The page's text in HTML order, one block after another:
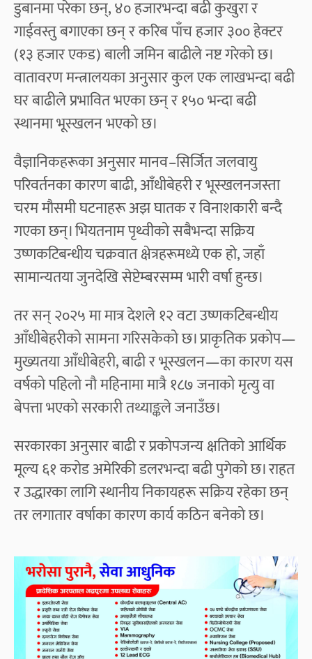
डुबानमा परेका छन्, ४० हजारभन्दा बढी कुखुरा र
गाईवस्तु बगाएका छन् र करिब पाँच हजार ३०० हेक्टर
(१३ हजार एकड) बाली जमिन बाढीले नष्ट गरेको छ।
वातावरण मन्त्रालयका अनुसार कुल एक लाखभन्दा बढी
घर बाढीले प्रभावित भएका छन् र १५० भन्दा बढी
स्थानमा भूस्खलन भएको छ।
वैज्ञानिकहरूका अनुसार मानव–सिर्जित जलवायु
परिवर्तनका कारण बाढी, आँधीबेहरी र भूस्खलनजस्ता
चरम मौसमी घटनाहरू अझ घातक र विनाशकारी बन्दै
गएका छन्। भियतनाम पृथ्वीको सबैभन्दा सक्रिय
उष्णकटिबन्धीय चक्रवात क्षेत्रहरूमध्ये एक हो, जहाँ
सामान्यतया जुनदेखि सेप्टेम्बरसम्म भारी वर्षा हुन्छ।
तर सन् २०२५ मा मात्र देशले १२ वटा उष्णकटिबन्धीय
आँधीबेहरीको सामना गरिसकेको छ। प्राकृतिक प्रकोप—
मुख्यतया आँधीबेहरी, बाढी र भूस्खलन—का कारण यस
वर्षको पहिलो नौ महिनामा मात्रै १८७ जनाको मृत्यु वा
बेपत्ता भएको सरकारी तथ्याङ्कले जनाउँछ।
सरकारका अनुसार बाढी र प्रकोपजन्य क्षतिको आर्थिक
मूल्य ६१ करोड अमेरिकी डलरभन्दा बढी पुगेको छ। राहत
र उद्धारका लागि स्थानीय निकायहरू सक्रिय रहेका छन्
तर लगातार वर्षाका कारण कार्य कठिन बनेको छ।